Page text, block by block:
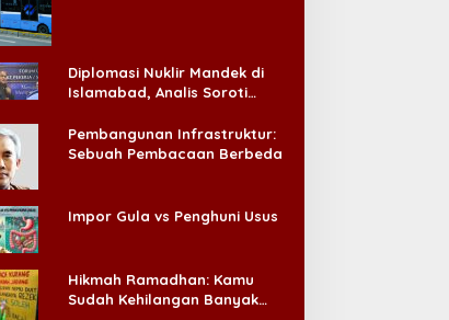
Diplomasi Nuklir Mandek di
Islamabad, Analis Soroti
Pembangunan Infrastruktur:
Sebuah Pembacaan Berbeda
Impor Gula vs Penghuni Usus
Hikmah Ramadhan: Kamu
Sudah Kehilangan Banyak